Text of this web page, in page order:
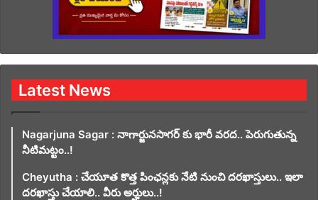
Latest News
Nagarjuna Sagar : నాగార్జునసాగర్ కు భారీ వరద.. పెరుగుతున్న
నీటిమట్టం..!
Cheyutha : చేయూత కొత్త పింఛన్లకు నేటి నుంచి దరఖాస్తులు.. ఇలా
దరఖాస్తు చేయాలి.. వీరు అర్హులు..!